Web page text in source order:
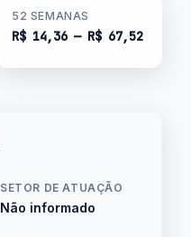
52 SEMANAS
R$ 14,36 — R$ 67,52
SETOR DE ATUAÇÃO
Não informado